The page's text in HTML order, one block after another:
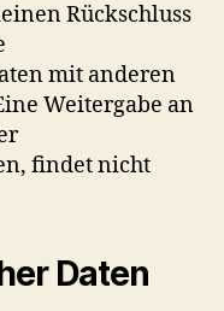
Rückschluss
mit anderen
Weitergabe an
findet nicht
Daten